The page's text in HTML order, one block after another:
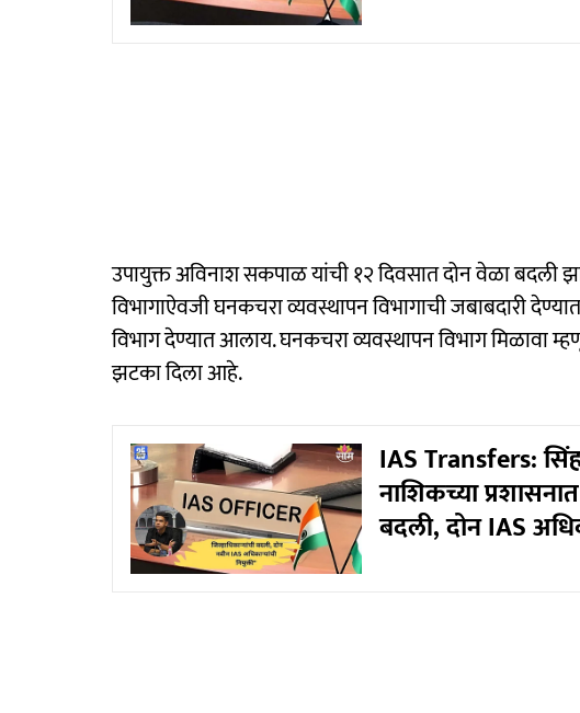
उपायुक्त अविनाश सकपाळ यांची १२ दिवसात दोन वेळा बदली
विभागाऐवजी घनकचरा व्यवस्थापन विभागाची जबाबदारी
विभाग देण्यात आलाय. घनकचरा व्यवस्थापन विभाग मिळावा
झटका दिला आहे.
IAS Transfers:
नाशिकच्या
बदली, दोन IAS